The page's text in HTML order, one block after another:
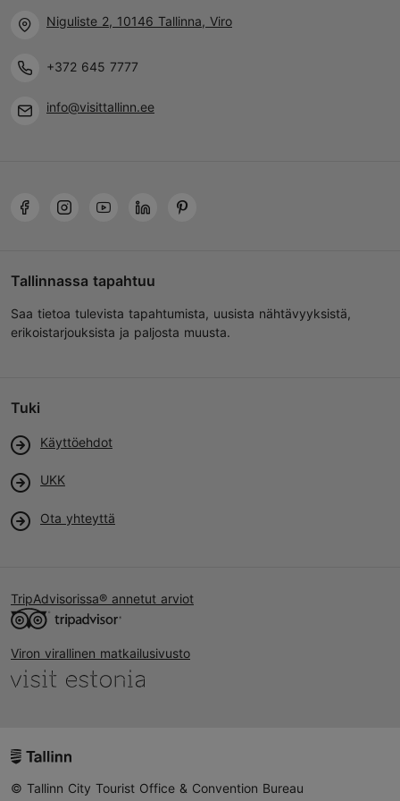
to 20:00–23:00
la 22:00–03:00
Niguliste 2, 10146 Tallinna, Viro
+372 645 7777
info@visittallinn.ee
Tallinnassa tapahtuu
Saa tietoa tulevista tapahtumista, uusista nähtävyyksistä,
erikoistarjouksista ja paljosta muusta.
Tuki
Käyttöehdot
UKK
Ota yhteyttä
TripAdvisorissa® annetut arviot
Viron virallinen matkailusivusto
© Tallinn City Tourist Office & Convention Bureau